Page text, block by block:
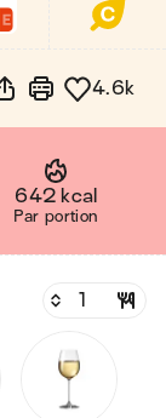
4.6k
642 kcal
Par portion